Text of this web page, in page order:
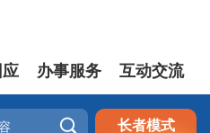
办事服务 互动交流
 长者模式